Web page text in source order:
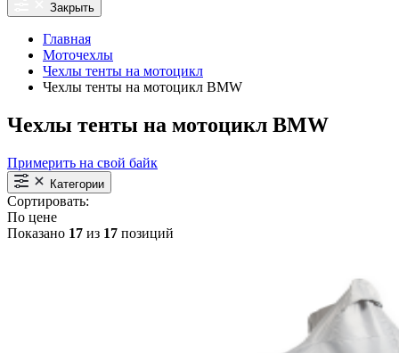
Закрыть
Главная
Моточехлы
Чехлы тенты на мотоцикл
Чехлы тенты на мотоцикл BMW
Чехлы тенты на мотоцикл BMW
Примерить на свой байк
Категории
Сортировать:
По цене
Показано 17 из 17 позиций